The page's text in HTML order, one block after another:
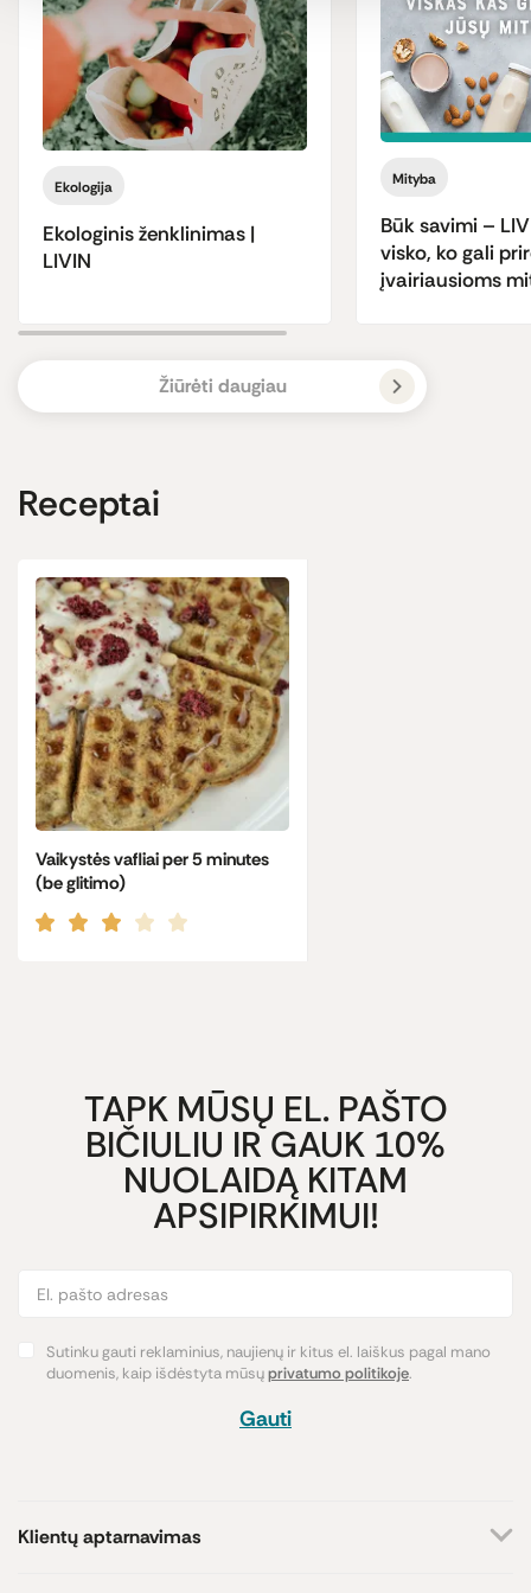
Ekologija
Ekologinis ženklinimas |
LIVIN
Mityba
Būk savimi –
visko, ko gali
įvairiausioms
Žiūrėti daugiau
Receptai
Vaikystės vafliai per 5 minutes
(be glitimo)
TAPK MŪSŲ EL. PAŠTO
BIČIULIU IR GAUK 10%
NUOLAIDĄ KITAM
APSIPIRKIMUI!
Sutinku gauti reklaminius, naujienų ir kitus el. laiškus pagal mano
duomenis, kaip išdėstyta mūsųprivatumo politikoje.
Gauti
Klientų aptarnavimas